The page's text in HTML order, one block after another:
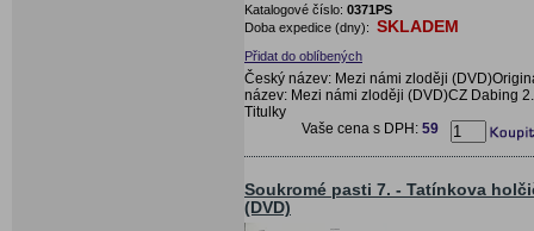
Katalogové číslo: 0371PS
Doba expedice (dny): SKLADEM
Přidat do oblíbených
Český název: Mezi námi zloději
název: Mezi námi zloději (DVD)CZ Dabing
Titulky
Vaše cena s DPH: 59
Soukromé pasti 7. - Tatínkova
(DVD)